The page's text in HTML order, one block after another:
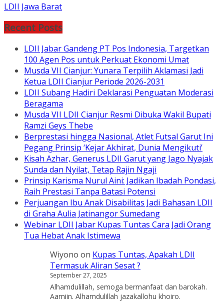
LDII Jawa Barat
Recent Posts
LDII Jabar Gandeng PT Pos Indonesia, Targetkan
100 Agen Pos untuk Perkuat Ekonomi Umat
Musda VII Cianjur: Yunara Terpilih Aklamasi Jadi
Ketua LDII Cianjur Periode 2026-2031
LDII Subang Hadiri Deklarasi Penguatan Moderasi
Beragama
Musda VII LDII Cianjur Resmi Dibuka Wakil Bupati
Ramzi Geys Thebe
Berprestasi hingga Nasional, Atlet Futsal Garut Ini
Pegang Prinsip ‘Kejar Akhirat, Dunia Mengikuti’
Kisah Azhar, Generus LDII Garut yang Jago Nyajak
Sunda dan Nyilat, Tetap Rajin Ngaji
Prinsip Karisma Nurul Aini: Jadikan Ibadah Pondasi,
Raih Prestasi Tanpa Batasi Potensi
Perjuangan Ibu Anak Disabilitas Jadi Bahasan LDII
di Graha Aulia Jatinangor Sumedang
Webinar LDII Jabar Kupas Tuntas Cara Jadi Orang
Tua Hebat Anak Istimewa
Wiyono on Kupas Tuntas, Apakah LDII
Termasuk Aliran Sesat ?
September 27, 2025
Alhamdulillah, semoga bermanfaat dan barokah.
Aamiin. Alhamdulillah jazakallohu khoiro.